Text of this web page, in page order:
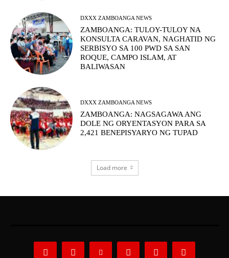
DXXX ZAMBOANGA NEWS
ZAMBOANGA: TULOY-TULOY NA
KONSULTA CARAVAN, NAGHATID NG
SERBISYO SA 100 PWD SA SAN
ROQUE, CAMPO ISLAM, AT
BALIWASAN
DXXX ZAMBOANGA NEWS
ZAMBOANGA: NAGSAGAWA ANG
DOLE NG ORYENTASYON PARA SA
2,421 BENEPISYARYO NG TUPAD
Load more